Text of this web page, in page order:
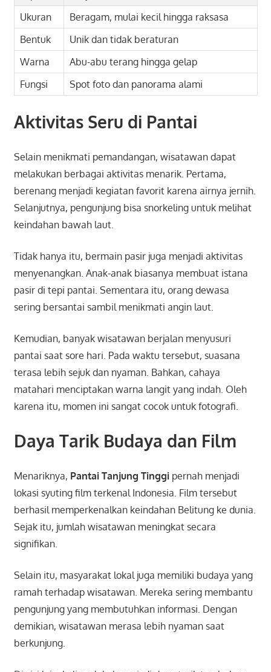
Ukuran
Beragam, mulai kecil hingga raksasa
Bentuk
Unik dan tidak beraturan
Warna
Abu-abu terang hingga gelap
Fungsi
Spot foto dan panorama alami
Aktivitas Seru di Pantai
Selain menikmati pemandangan, wisatawan dapat
melakukan berbagai aktivitas menarik. Pertama,
berenang menjadi kegiatan favorit karena airnya jernih.
Selanjutnya, pengunjung bisa snorkeling untuk melihat
keindahan bawah laut.
Tidak hanya itu, bermain pasir juga menjadi aktivitas
menyenangkan. Anak-anak biasanya membuat istana
pasir di tepi pantai. Sementara itu, orang dewasa
sering bersantai sambil menikmati angin laut.
Kemudian, banyak wisatawan berjalan menyusuri
pantai saat sore hari. Pada waktu tersebut, suasana
terasa lebih sejuk dan nyaman. Bahkan, cahaya
matahari menciptakan warna langit yang indah. Oleh
karena itu, momen ini sangat cocok untuk fotografi.
Daya Tarik Budaya dan Film
Menariknya, Pantai Tanjung Tinggipernah menjadi
lokasi syuting film terkenal Indonesia. Film tersebut
berhasil memperkenalkan keindahan Belitung ke dunia.
Sejak itu, jumlah wisatawan meningkat secara
signifikan.
Selain itu, masyarakat lokal juga memiliki budaya yang
ramah terhadap wisatawan. Mereka sering membantu
pengunjung yang membutuhkan informasi. Dengan
demikian, wisatawan merasa lebih nyaman saat
berkunjung.